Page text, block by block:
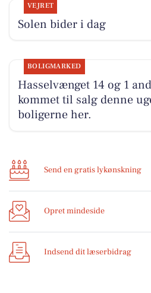
VEJRET
Solen bider i dag
BOLIGMARKED
Hasselvænget 14 og 1
kommet til salg denne
boligerne her.
Send en gratis lykønskning
Opret mindeside
Indsend dit læserbidrag